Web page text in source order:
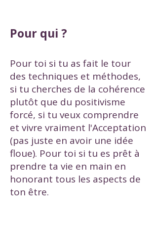
Pour qui ?
Pour toi si tu as fait le tour
des techniques et méthodes,
si tu cherches de la cohérence
plutôt que du positivisme
forcé, si tu veux comprendre
et vivre vraiment l'Acceptation
(pas juste en avoir une idée
floue). Pour toi si tu es prêt à
prendre ta vie en main en
honorant tous les aspects de
ton être.